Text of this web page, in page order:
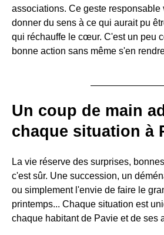
associations. Ce geste responsable
donner du sens à ce qui aurait pu
qui réchauffe le cœur. C'est un peu
bonne action sans même s'en
Un coup de main
chaque situation à
La vie réserve des surprises,
c'est sûr. Une succession, un
ou simplement l'envie de faire le
printemps... Chaque situation est
chaque habitant de Pavie et de ses